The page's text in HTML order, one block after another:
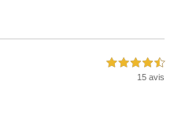
4,5 étoiles sur 5
15 avis